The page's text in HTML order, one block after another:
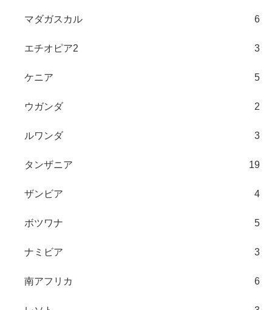
マダガスカル 6
エチオピア2 3
ケニア 5
ウガンダ 2
ルワンダ 3
タンザニア 19
ザンビア 4
ボツワナ 5
ナミビア 3
南アフリカ 6